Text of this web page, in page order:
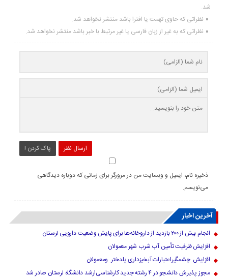
شد.
نظراتی که حاوی تهمت یا افترا باشد منتشر نخواهد شد.
نظراتی که به غیر از زبان فارسی یا غیر مرتبط با خبر باشد منتشر نخواهد شد.
ارسال نظر پاک کردن !
ذخیره نام، ایمیل و وبسایت من در مرورگر برای زمانی که دوباره دیدگاهی
می‌نویسم.
آخرین اخبار
انجام بیش از ۲۰۰ بازدید از داروخانه‌ها برای پایش وضعیت دارویی لرستان
افزایش ظرفیت تأمین آب شرب شهر معمولان
افزایش چشمگیراعتبارات آبخیزداری پلدختر ومعمولان
مجوز پذیرش دانشجو در ۴ رشته جدید کارشناسی‌ارشد دانشگاه لرستان صادر شد